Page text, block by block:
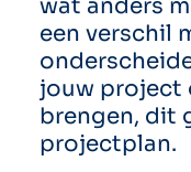
wat anders
een verschil
jouw project
brengen, dit
projectplan.